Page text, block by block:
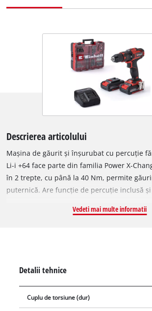
Descrierea articolului
Mașina de găurit și înșurubat cu percuție
Li-i +64 face parte din familia Power X-
în 2 trepte, cu până la 40 Nm, permite
puternică. Are funcție de percuție inclusă
vizibilitate optimă, iar tehnologia Li-Ion
Vedeti mai multe informatii
Detalii tehnice
Cuplu de torsiune (dur)